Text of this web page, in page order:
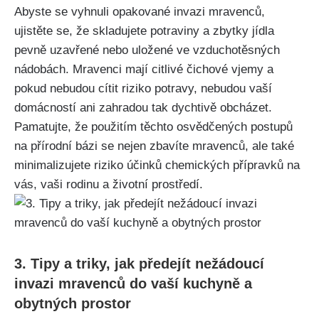
Abyste se vyhnuli opakované invazi ⁣mravenců,
ujistěte se,⁣ že skladujete ​potraviny a zbytky jídla
pevně uzavřené nebo uložené‍ ve ‌vzduchotěsných
nádobách. Mravenci mají citlivé čichové vjemy a
pokud nebudou cítit riziko potravy, nebudou vaší
domácností ‍ani zahradou tak dychtivě obcházet.
Pamatujte, ​že použitím těchto osvědčených postupů
na přírodní⁢ bázi se nejen zbavíte mravenců,⁤ ale také
minimalizujete riziko účinků chemických přípravků na
vás, vaši rodinu a životní prostředí.
3. Tipy a ⁤triky, jak předejít nežádoucí
invazi mravenců do vaší kuchyně​ a
⁢obytných prostor